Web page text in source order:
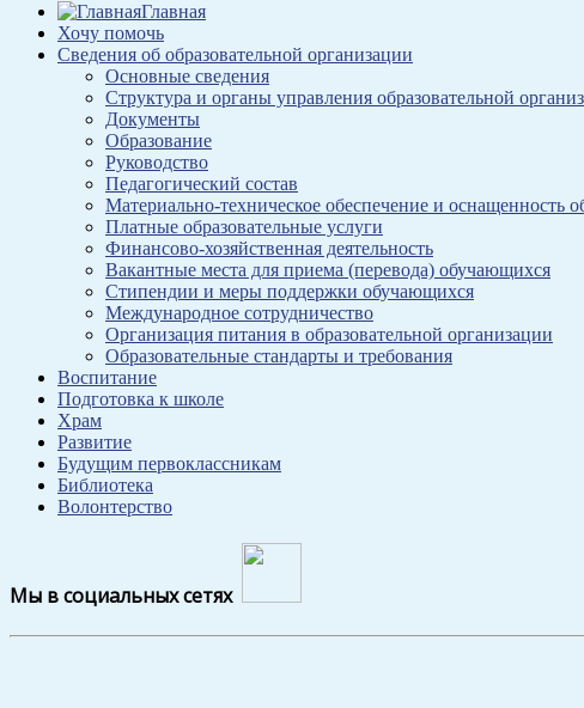
Главная
Хочу помочь
Сведения об образовательной организации
Основные сведения
Структура и органы управления образовательной
Документы
Образование
Руководство
Педагогический состав
Материально-техническое обеспечение и оснащенность
Платные образовательные услуги
Финансово-хозяйственная деятельность
Вакантные места для приема (перевода) обучающихся
Стипендии и меры поддержки обучающихся
Международное сотрудничество
Организация питания в образовательной организации
Образовательные стандарты и требования
Воспитание
Подготовка к школе
Храм
Развитие
Будущим первоклассникам
Библиотека
Волонтерство
Мы в социальных сетях